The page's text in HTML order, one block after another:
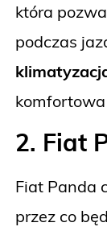
która
podczas
2. Fiat
Fiat Panda
przez co